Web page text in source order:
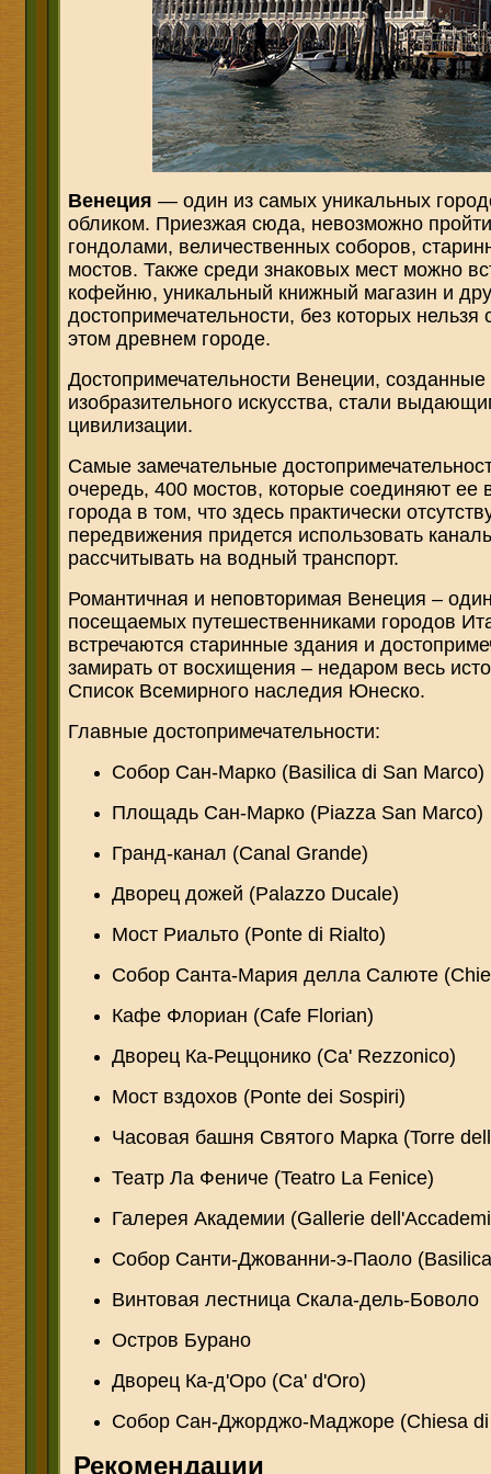
Венеция — один из самых уникальных
обликом. Приезжая сюда, невозможно
гондолами, величественных соборов,
мостов. Также среди знаковых мест можно
кофейню, уникальный книжный магазин и
достопримечательности, без которых
этом древнем городе.
Достопримечательности Венеции,
изобразительного искусства, стали
цивилизации.
Самые замечательные
очередь, 400 мостов, которые соединяют ее
города в том, что здесь практически
передвижения придется использовать
рассчитывать на водный транспорт.
Романтичная и неповторимая Венеция –
посещаемых путешественниками городов
встречаются старинные здания и
замирать от восхищения – недаром весь
Список Всемирного наследия Юнеско.
Главные достопримечательности:
Собор Сан-Марко (Basilica di San Marco)
Площадь Сан-Марко (Piazza San Marco)
Гранд-канал (Canal Grande)
Дворец дожей (Palazzo Ducale)
Мост Риальто (Ponte di Rialto)
Собор Санта-Мария делла Салюте
Кафе Флориан (Cafe Florian)
Дворец Ка-Реццонико (Ca' Rezzonico)
Мост вздохов (Ponte dei Sospiri)
Часовая башня Святого Марка (Torre
Театр Ла Фениче (Teatro La Fenice)
Галерея Академии (Gallerie
Собор Санти-Джованни-э-Паоло
Винтовая лестница Скала-дель-Боволо
Остров Бурано
Дворец Ка-д'Оро (Ca' d'Oro)
Собор Сан-Джорджо-Маджоре (Chiesa di
Рекомендации